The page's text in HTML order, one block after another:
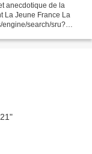
anecdotique de la
La Jeune France La
engine/search/sru?